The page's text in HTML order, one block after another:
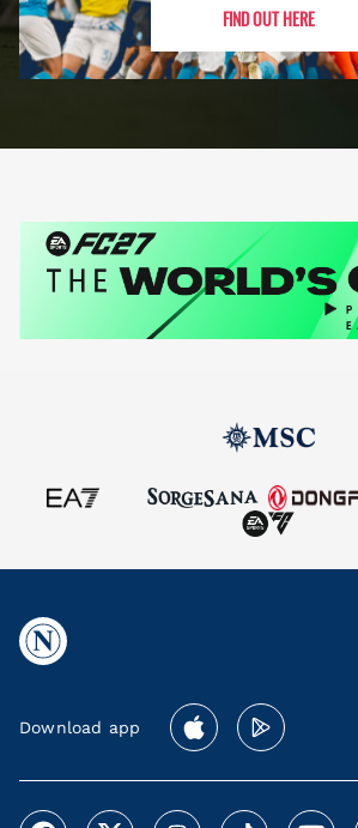
FIND OUT HERE
Download app